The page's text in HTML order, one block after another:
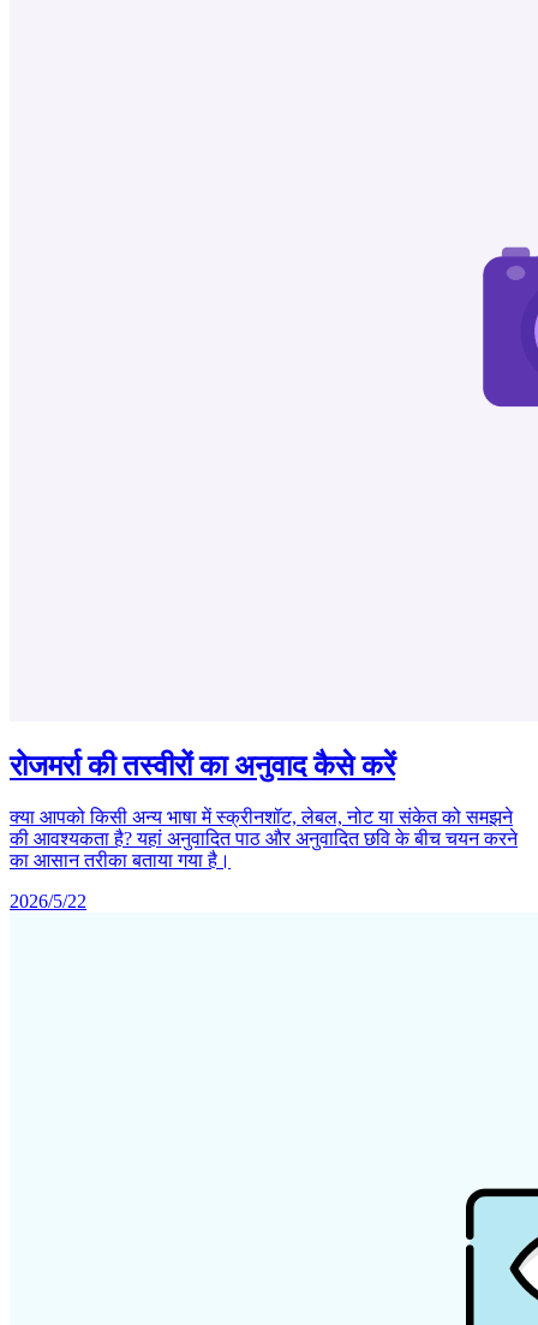
रोजमर्रा की तस्वीरों का अनुवाद कैसे करें
क्या आपको किसी अन्य भाषा में स्क्रीनशॉट, लेबल, नोट या संकेत को समझने
की आवश्यकता है? यहां अनुवादित पाठ और अनुवादित छवि के बीच चयन करने
का आसान तरीका बताया गया है।
2026/5/22